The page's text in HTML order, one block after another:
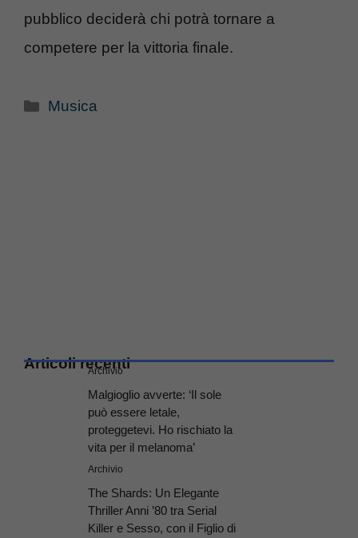
pubblico deciderà chi potrà tornare a
competere per la vittoria finale.
Categorie
Musica
Articoli recenti
Archivio
Malgioglio avverte: ‘Il sole
può essere letale,
proteggetevi. Ho rischiato la
vita per il melanoma’
Archivio
The Shards: Un Elegante
Thriller Anni ’80 tra Serial
Killer e Sesso, con il Figlio di